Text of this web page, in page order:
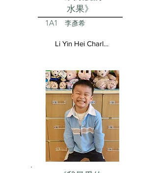
水果》
1A1 李彥希
Li Yin Hei Charlotte